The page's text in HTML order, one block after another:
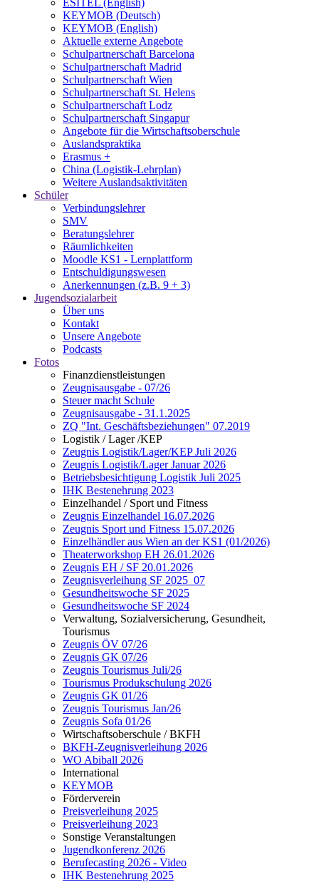
ESITEL (English)
KEYMOB (Deutsch)
KEYMOB (English)
Aktuelle externe Angebote
Schulpartnerschaft Barcelona
Schulpartnerschaft Madrid
Schulpartnerschaft Wien
Schulpartnerschaft St. Helens
Schulpartnerschaft Lodz
Schulpartnerschaft Singapur
Angebote für die Wirtschaftsoberschule
Auslandspraktika
Erasmus +
China (Logistik-Lehrplan)
Weitere Auslandsaktivitäten
Schüler
Verbindungslehrer
SMV
Beratungslehrer
Räumlichkeiten
Moodle KS1 - Lernplattform
Entschuldigungswesen
Anerkennungen (z.B. 9 + 3)
Jugendsozialarbeit
Über uns
Kontakt
Unsere Angebote
Podcasts
Fotos
Finanzdienstleistungen
Zeugnisausgabe - 07/26
Steuer macht Schule
Zeugnisausgabe - 31.1.2025
ZQ "Int. Geschäftsbeziehungen" 07.2019
Logistik / Lager /KEP
Zeugnis Logistik/Lager/KEP Juli 2026
Zeugnis Logistik/Lager Januar 2026
Betriebsbesichtigung Logistik Juli 2025
IHK Bestenehrung 2023
Einzelhandel / Sport und Fitness
Zeugnis Einzelhandel 16.07.2026
Zeugnis Sport und Fitness 15.07.2026
Einzelhändler aus Wien an der KS1 (01/2026)
Theaterworkshop EH 26.01.2026
Zeugnis EH / SF 20.01.2026
Zeugnisverleihung SF 2025_07
Gesundheitswoche SF 2025
Gesundheitswoche SF 2024
Verwaltung, Sozialversicherung, Gesundheit,
Tourismus
Zeugnis ÖV 07/26
Zeugnis GK 07/26
Zeugnis Tourismus Juli/26
Tourismus Produkschulung 2026
Zeugnis GK 01/26
Zeugnis Tourismus Jan/26
Zeugnis Sofa 01/26
Wirtschaftsoberschule / BKFH
BKFH-Zeugnisverleihung 2026
WO Abiball 2026
International
KEYMOB
Förderverein
Preisverleihung 2025
Preisverleihung 2023
Sonstige Veranstaltungen
Jugendkonferenz 2026
Berufecasting 2026 - Video
IHK Bestenehrung 2025